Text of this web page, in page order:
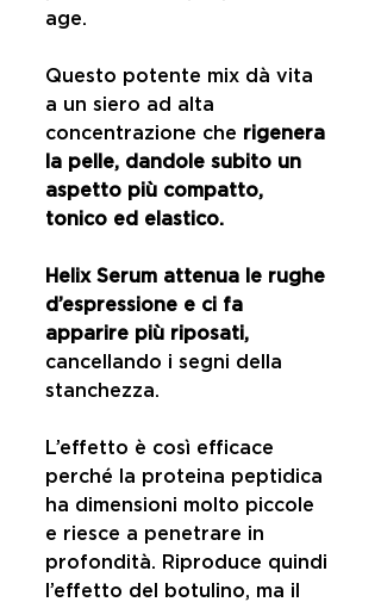
age.
Questo potente mix dà vita
a un siero ad alta
concentrazione che rigenera
la pelle, dandole subito un
aspetto più compatto,
tonico ed elastico.
Helix Serum attenua le rughe
d’espressione e ci fa
apparire più riposati,
cancellando i segni della
stanchezza.
L’effetto è così efficace
perché la proteina peptidica
ha dimensioni molto piccole
e riesce a penetrare in
profondità. Riproduce quindi
l’effetto del botulino, ma il